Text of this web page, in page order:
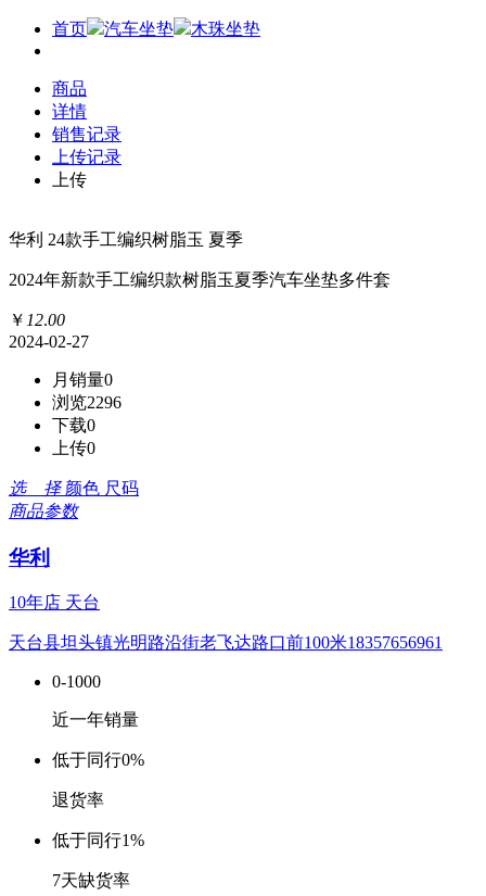
首页 汽车坐垫 木珠坐垫
商品
详情
销售记录
上传记录
上传
华利 24款手工编织树脂玉 夏季
2024年新款手工编织款树脂玉夏季汽车坐垫多件套
￥ 12.00
2024-02-27
月销量0
浏览2296
下载0
上传0
选 择 颜色 尺码
商品参数
华利
10年店 天台
天台县坦头镇光明路沿街老飞达路口前100米18357656961
0-1000
近一年销量
低于同行0%
退货率
低于同行1%
7天缺货率